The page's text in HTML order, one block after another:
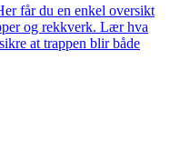
får du en enkel oversikt
og rekkverk. Lær hva
at trappen blir både